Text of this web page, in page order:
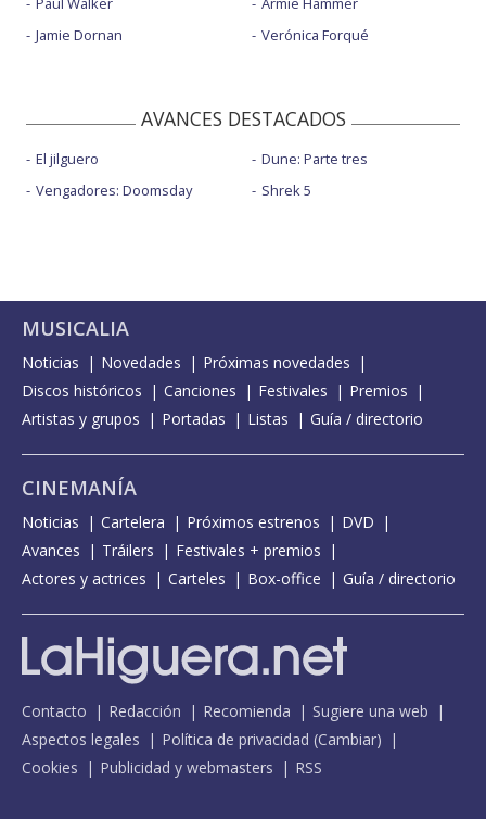
Jamie Dornan
Verónica Forqué
AVANCES DESTACADOS
El jilguero
Vengadores: Doomsday
Dune: Parte tres
Shrek 5
MUSICALIA
Noticias Novedades
Próximas novedades
Discos históricos
Canciones Festivales
Premios
Artistas y grupos
Portadas Listas Guía / directorio
CINEMANÍA
Noticias Cartelera Próximos estrenos
DVD
Avances
Tráilers
Festivales + premios
Actores y actrices
Carteles Box-office Guía / directorio
Contacto Redacción Recomienda
Sugiere una web
Aspectos legales
Política de privacidad (Cambiar)
Cookies
Publicidad y webmasters RSS